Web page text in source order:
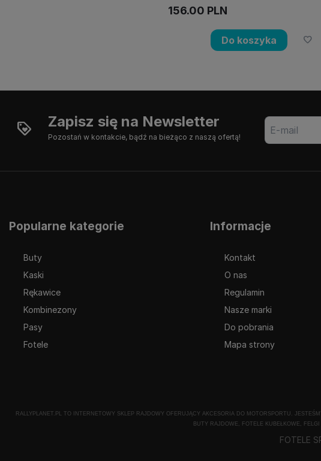
156.00 PLN
Do koszyka
Zapisz się na Newsletter
Pozostań w kontakcie, bądź na bieżąco z naszą ofertą!
Popularne kategorie
Buty
Kaski
Rękawice
Kombinezony
Pasy
Fotele
Informacje
Kontakt
O nas
Regulamin
Nasze marki
Do pobrania
Mapa strony
RALLYPLANET.PL TO INTERNETOWY SKLEP RAJDOWY OFERUJĄCY AKCESORIA DO MOTORSPORTU.
BUTY RAJDOWE, FOTELE KUBEŁKOWE,
FOTELE